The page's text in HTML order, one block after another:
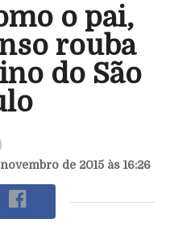
o pai,
rouba
do São
de 2015 às 16:26